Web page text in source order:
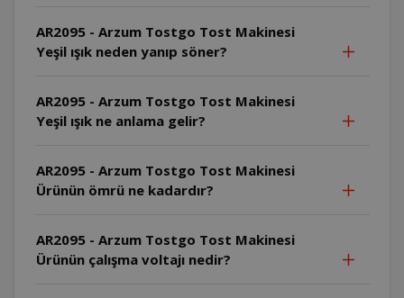
AR2095 - Arzum Tostgo Tost Makinesi
Yeşil ışık neden yanıp söner?
AR2095 - Arzum Tostgo Tost Makinesi
Yeşil ışık ne anlama gelir?
AR2095 - Arzum Tostgo Tost Makinesi
Ürünün ömrü ne kadardır?
AR2095 - Arzum Tostgo Tost Makinesi
Ürünün çalışma voltajı nedir?